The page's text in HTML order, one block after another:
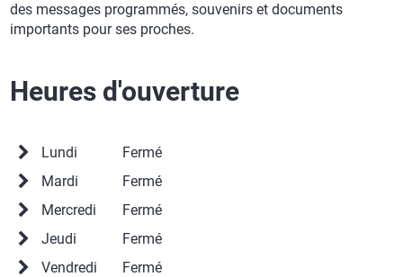
des messages programmés, souvenirs et documents
importants pour ses proches.
Heures d'ouverture
Lundi
Fermé
Mardi
Fermé
Mercredi
Fermé
Jeudi
Fermé
Vendredi
Fermé